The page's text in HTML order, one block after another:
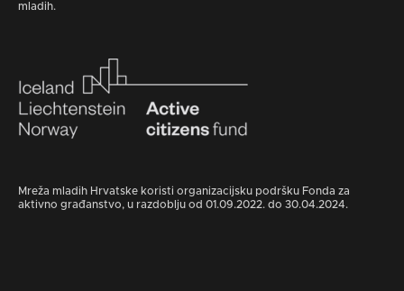
mladih.
Mreža mladih Hrvatske koristi organizacijsku podršku Fonda za
aktivno građanstvo, u razdoblju od 01.09.2022. do 30.04.2024.